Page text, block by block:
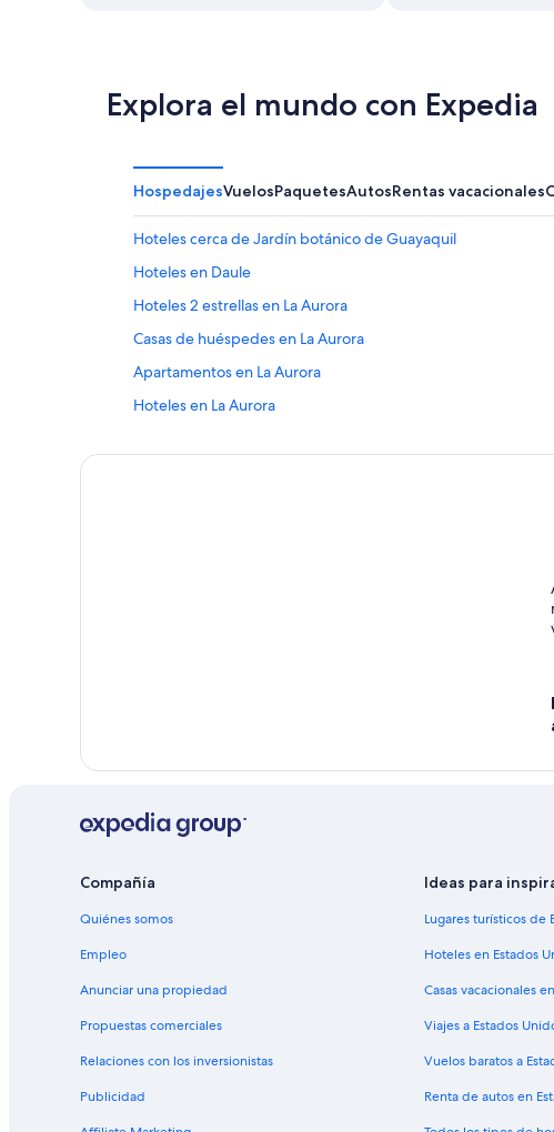
Explora el mundo con Expedia
HospedajesVuelosPaquetesAutosRentas vacacionales
Hoteles cerca de Jardín botánico de Guayaquil
Hoteles en Daule
Hoteles 2 estrellas en La Aurora
Casas de huéspedes en La Aurora
Apartamentos en La Aurora
Hoteles en La Aurora
Hoteles en la playa en Guayaquil
Hoteles baratos en Guayaquil
Hoteles con restaurante en Guayaquil
Hoteles con vista en Guayaquil
Hoteles para fumadores en Guayaquil
Compañía
Quiénes somos
Empleo
Anunciar una propiedad
Propuestas comerciales
Relaciones con los inversionistas
Publicidad
Ideas para
Lugares turísticos de
Hoteles en Estados
Casas vacacionales
Viajes a Estados
Vuelos baratos a
Renta de autos en